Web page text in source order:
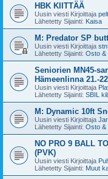
HBK KIITTÄÄ
Uusin viesti Kirjoittaja
Lähetetty Sijainti: Kaisa
M: Predator SP
Uusin viesti Kirjoittaja
Lähetetty Sijainti: Osto &
Seniorien MN45-
Hämeenlinna 21.-
Uusin viesti Kirjoittaja
Lähetetty Sijainti: SBIL
M: Dynamic 10ft
Uusin viesti Kirjoittaja
Lähetetty Sijainti: Osto &
NO PRO 9 BALL
(PVK)
Uusin viesti Kirjoittaja
Lähetetty Sijainti: Muut